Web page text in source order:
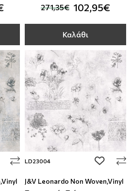
271,35€ 102,95€
Καλάθι
to wishlist
LD23004 add to
J&V Leonardo Non Woven,Vinyl